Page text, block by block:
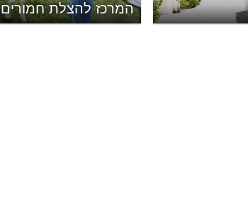
המרכז להצלת חמורים